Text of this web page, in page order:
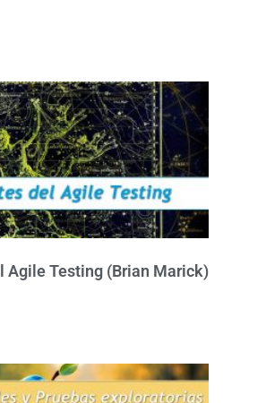
Agile Testing (Brian Marick)